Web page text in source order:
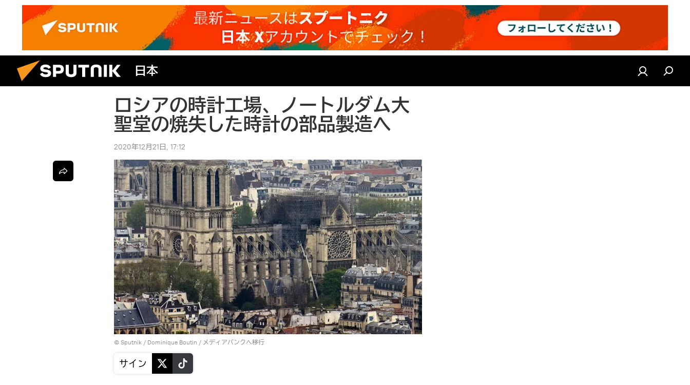
日本
ロシアの時計工場、ノートルダム大
聖堂の焼失した時計の部品製造へ
2020年12月21日, 17:12
© Sputnik / Dominique Boutin / メディアバンクへ移行
サイン